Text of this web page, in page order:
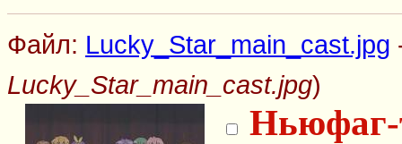
Файл: Lucky_Star_main_cast.jpg
Lucky_Star_main_cast.jpg)
Ньюфаг-